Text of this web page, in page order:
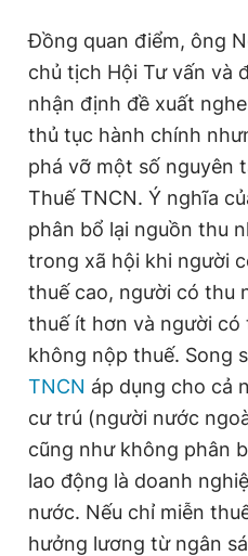
Đồng quan điểm, ông
chủ tịch Hội Tư vấn và
nhận định đề xuất
thủ tục hành chính
phá vỡ một số nguyên
Thuế TNCN. Ý nghĩa
phân bổ lại nguồn thu
trong xã hội khi người
thuế cao, người có thu
thuế ít hơn và người
không nộp thuế. Song
TNCN áp dụng cho cả
cư trú (người nước
cũng như không phân
lao động là doanh
nước. Nếu chỉ miễn
hưởng lương từ ngân